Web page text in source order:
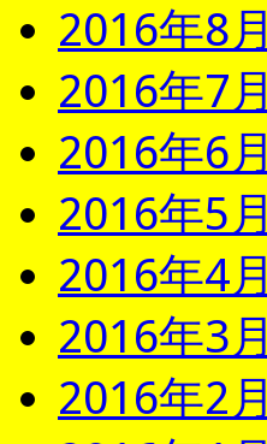
2016年8月
2016年7月
2016年6月
2016年5月
2016年4月
2016年3月
2016年2月